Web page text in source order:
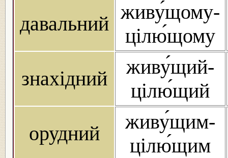
давальний
живу́щому-
цілю́щому
знахідний
живу́щий-
цілю́щий
орудний
живу́щим-
цілю́щим